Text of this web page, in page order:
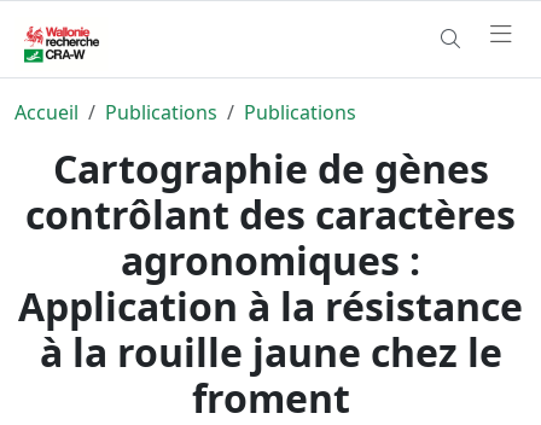
Accueil Publications Publications
Cartographie de gènes
contrôlant des caractères
agronomiques :
Application à la résistance
à la rouille jaune chez le
froment